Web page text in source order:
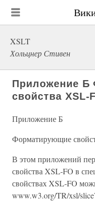
XSLT
Хольцнер Стивен
Приложение
свойства XSL-
Приложение Б
Форматирующие
В этом приложений
свойства XSL-FO в
свойствах XSL-FO
www.w3.org/TR/xsl/